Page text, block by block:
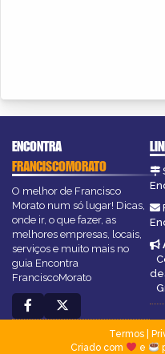
ENCONTRA
FRANCISCOMORATO
O melhor de Francisco
Morato num só lugar! Dicas,
onde ir, o que fazer, as
melhores empresas, locais,
serviços e muito mais no
guia Encontra
FranciscoMorato
Termos|
Criado com
e